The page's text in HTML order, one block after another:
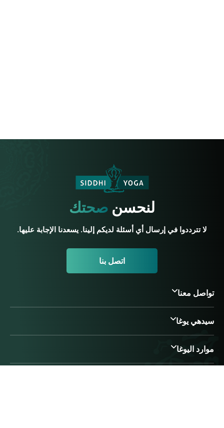
لنحسن صحتك
لا تترددوا في إرسال أي أسئلة لديكم إلينا. يسعدنا الإجابة عليها.
اتصل بنا
تواصل معنا
سيدهي يوغا
موارد اليوغا